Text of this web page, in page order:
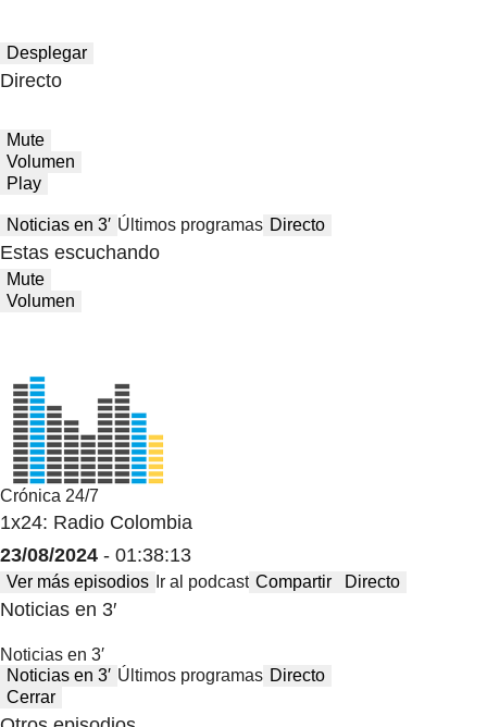
Desplegar
Directo
Mute
Volumen
Play
Noticias en 3′ Últimos programas Directo
Estas escuchando
Mute
Volumen
Crónica 24/7
1x24: Radio Colombia
23/08/2024 - 01:38:13
Ver más episodios Ir al podcast Compartir Directo
Noticias en 3′
Noticias en 3′
Noticias en 3′ Últimos programas Directo
Cerrar